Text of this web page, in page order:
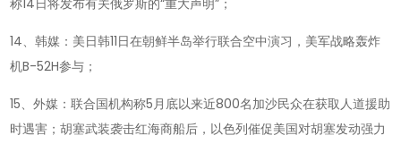
称14日将发布有关俄罗斯的“重大声明”；
14、韩媒：美日韩11日在朝鲜半岛举行联合空中演习，美军战略轰炸
机B-52H参与；
15、外媒：联合国机构称5月底以来近800名加沙民众在获取人道援助
时遇害；胡塞武装袭击红海商船后，以色列催促美国对胡塞发动强力